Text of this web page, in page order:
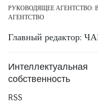
РУКОВОДЯЩЕЕ
АГЕНТСТВО
Главный редактор:
Интеллектуальная
собственность
RSS